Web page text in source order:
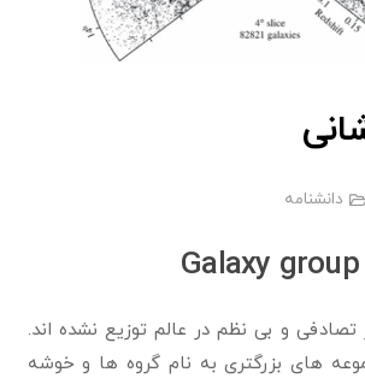
دانشنامه
Galaxy group
و بی نظم در عالم توزیع نشده اند.
های بزرگتری به نام گروه ها و خوشه